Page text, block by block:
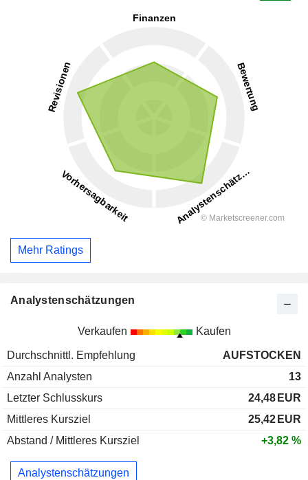
Mehr Ratings
Analystenschätzungen
Verkaufen Kaufen
Durchschnittl. Empfehlung
AUFSTOCKEN
Anzahl Analysten
13
Letzter Schlusskurs
24,48 EUR
Mittleres Kursziel
25,42 EUR
Abstand / Mittleres Kursziel
+3,82 %
Analystenschätzungen